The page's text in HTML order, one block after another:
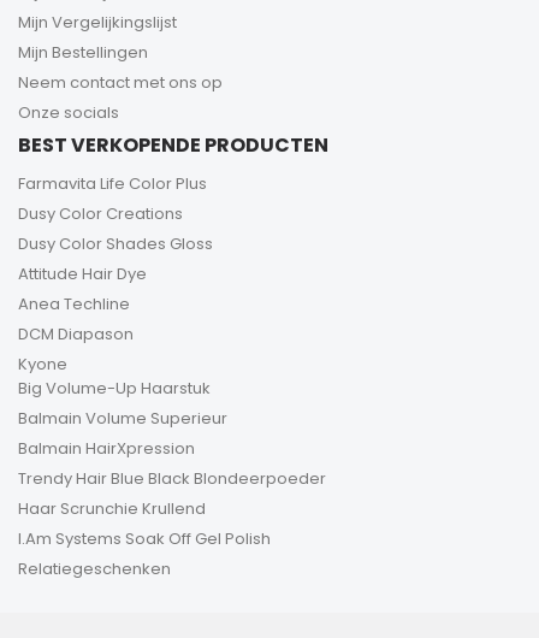
Mijn Vergelijkingslijst
Mijn Bestellingen
Neem contact met ons op
Onze socials
BEST VERKOPENDE PRODUCTEN
Farmavita Life Color Plus
Dusy Color Creations
Dusy Color Shades Gloss
Attitude Hair Dye
Anea Techline
DCM Diapason
Kyone
Big Volume-Up Haarstuk
Balmain Volume Superieur
Balmain HairXpression
Trendy Hair Blue Black Blondeerpoeder
Haar Scrunchie Krullend
I.Am Systems Soak Off Gel Polish
Relatiegeschenken